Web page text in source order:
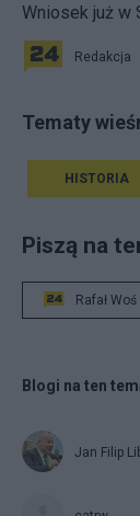
Wniosek już w
Redakcja
Tematy
HISTORIA
Piszą na
Rafał Woś
Blogi na ten
Jan Filip